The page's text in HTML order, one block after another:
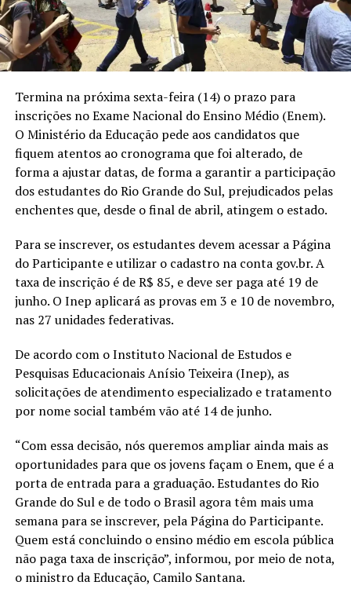
Termina na próxima sexta-feira (14) o prazo para
inscrições no Exame Nacional do Ensino Médio (Enem).
O Ministério da Educação pede aos candidatos que
fiquem atentos ao cronograma que foi alterado, de
forma a ajustar datas, de forma a garantir a participação
dos estudantes do Rio Grande do Sul, prejudicados pelas
enchentes que, desde o final de abril, atingem o estado.
Para se inscrever, os estudantes devem acessar a Página
do Participante e utilizar o cadastro na conta gov.br. A
taxa de inscrição é de R$ 85, e deve ser paga até 19 de
junho. O Inep aplicará as provas em 3 e 10 de novembro,
nas 27 unidades federativas.
De acordo com o Instituto Nacional de Estudos e
Pesquisas Educacionais Anísio Teixeira (Inep), as
solicitações de atendimento especializado e tratamento
por nome social também vão até 14 de junho.
“Com essa decisão, nós queremos ampliar ainda mais as
oportunidades para que os jovens façam o Enem, que é a
porta de entrada para a graduação. Estudantes do Rio
Grande do Sul e de todo o Brasil agora têm mais uma
semana para se inscrever, pela Página do Participante.
Quem está concluindo o ensino médio em escola pública
não paga taxa de inscrição”, informou, por meio de nota,
o ministro da Educação, Camilo Santana.